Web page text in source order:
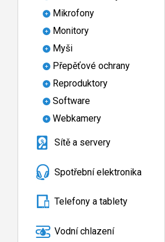
Mikrofony
Monitory
Myši
Přepěťové ochrany
Reproduktory
Software
Webkamery
Sítě a servery
Spotřební elektronika
Telefony a tablety
Vodní chlazení